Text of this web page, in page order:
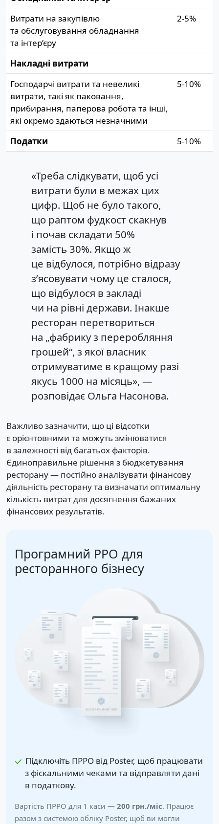
Витрати на закупівлю
та обслуговування обладнання
та інтер’єру
2-5%
Накладні витрати
Господарчі витрати та невеликі
витрати, такі як паковання,
прибирання, паперова робота та інші,
які окремо здаються незначними
5-10%
Податки 5-10%
«Треба слідкувати, щоб усі
витрати були в межах цих
цифр. Щоб не було такого,
що раптом фудкост скакнув
і почав складати 50%
замість 30%. Якщо ж
це відбулося, потрібно відразу
з’ясовувати чому це сталося,
що відбулося в закладі
чи на рівні держави. Інакше
ресторан перетвориться
на „фабрику з переробляння
грошей“, з якої власник
отримуватиме в кращому разі
якусь 1000 на місяць», —
розповідає Ольга Насонова.
Важливо зазначити, що ці відсотки
є орієнтовними та можуть змінюватися
в залежності від багатьох факторів.
Єдиноправильне рішення з бюджетування
ресторану — постійно аналізувати фінансову
діяльність ресторану та визначати оптимальну
кількість витрат для досягнення бажаних
фінансових результатів.
Програмний РРО для
ресторанного бізнесу
Підключіть ПРРО від Poster, щоб працювати
з фіскальними чеками та відправляти дані
в податкову.
Вартість ПРРО для 1 каси — 200 грн./міс. Працює
разом з системою обліку Poster, щоб ви могли